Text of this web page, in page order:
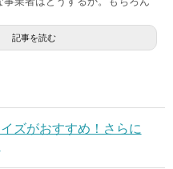
記事を読む
ズがおすすめ！さらに